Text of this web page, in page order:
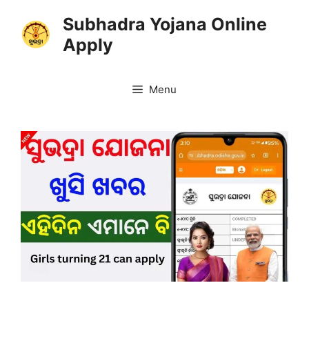
content
Subhadra Yojana Online
Apply
Menu